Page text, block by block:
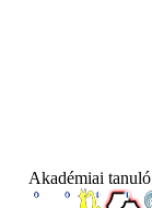
Akadémiai tanuló